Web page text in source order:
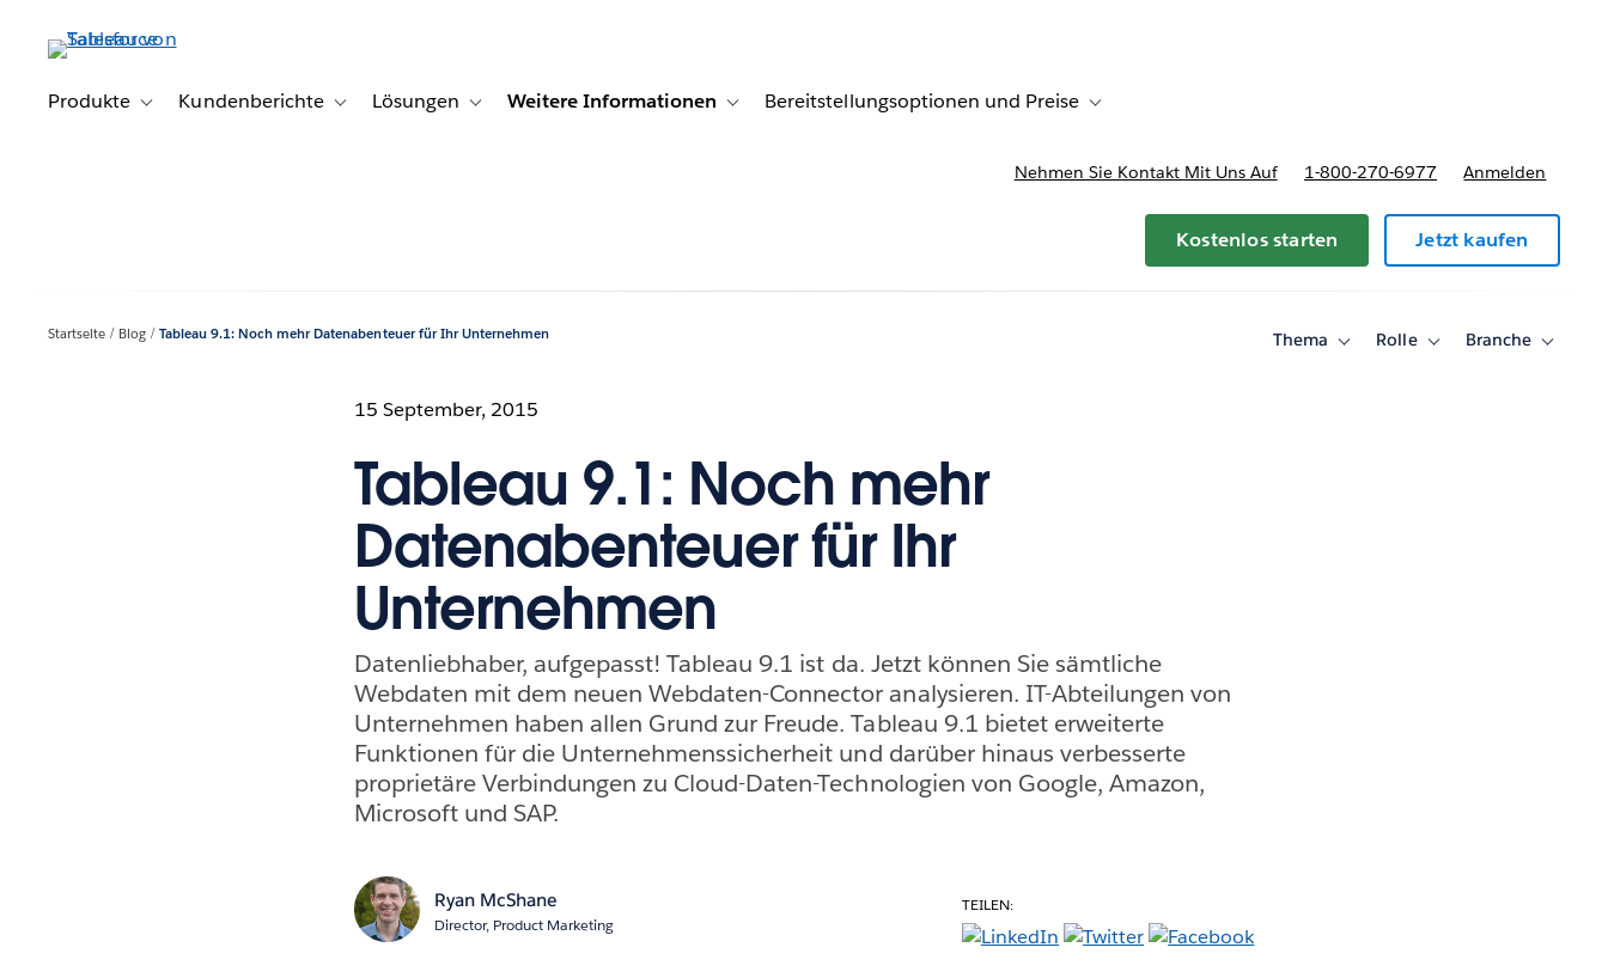
Produkte
Toggle sub-navigation for Produkte
Kundenberichte Toggle sub-navigation for Kundenberichte
Lösungen Toggle sub-navigation for Lösungen
Weitere Informationen Toggle sub-navigation for Weitere Informationen
Bereitstellungsoptionen und Preise Toggle sub-navigation for Bereitstellungsoptionen und Preise
Nehmen Sie Kontakt Mit Uns Auf 1-800-270-6977 Anmelden
Kostenlos starten Jetzt kaufen
Startseite Blog Tableau 9.1: Noch mehr Datenabenteuer für Ihr Unternehmen Thema
ToggleRolle
ToggleBranche
Toggle
15 September, 2015
Tableau 9.1: Noch mehr
Datenabenteuer für Ihr
Unternehmen
Datenliebhaber, aufgepasst! Tableau 9.1 ist da. Jetzt können Sie sämtliche
Webdaten mit dem neuen Webdaten-Connector analysieren. IT-Abteilungen von
Unternehmen haben allen Grund zur Freude. Tableau 9.1 bietet erweiterte
Funktionen für die Unternehmenssicherheit und darüber hinaus verbesserte
proprietäre Verbindungen zu Cloud-Daten-Technologien von Google, Amazon,
Microsoft und SAP.
Ryan McShane
Director, Product Marketing
TEILEN: